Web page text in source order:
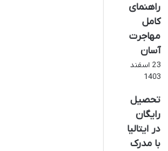
راهنمای
کامل
مهاجرت
آسان
23 اسفند
1403
تحصیل
رایگان
در ایتالیا
با مدرک